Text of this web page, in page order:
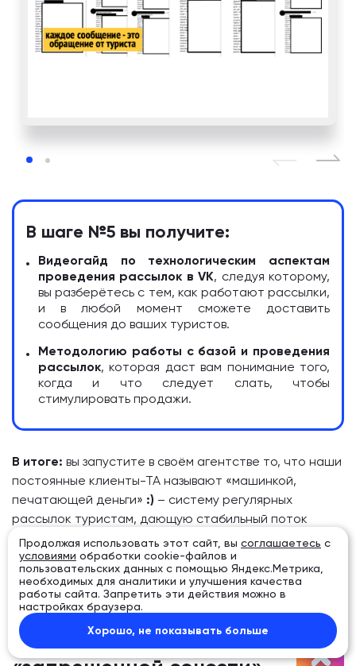
В шаге №5 вы получите:
Видеогайд по технологическим аспектам
проведения рассылок в VK, следуя которому,
вы разберётесь с тем, как работают рассылки,
и в любой момент сможете доставить
сообщения до ваших туристов.
Методологию работы с базой и проведения
рассылок, которая даст вам понимание того,
когда и что следует слать, чтобы
стимулировать продажи.
В итоге: вы запустите в своём агентстве то, что наши
постоянные клиенты-ТА называют «машинкой,
печатающей деньги» :) – систему регулярных
рассылок туристам, дающую стабильный поток
повторных обращений.
Бонус:
Обращения из
Продолжая использовать этот сайт, вы соглашаетесь с
условиями обработки cookie-файлов и
пользовательских данных с помощью Яндекс.Метрика,
необходимых для аналитики и улучшения качества
работы сайта. Запретить эти действия можно в
настройках браузера.
Хорошо, не показывать больше